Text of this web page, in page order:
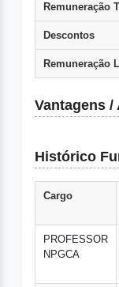
Remuneração
Descontos
Remuneração
Vantagens
Histórico
Cargo
PROFESSOR
NPGCA